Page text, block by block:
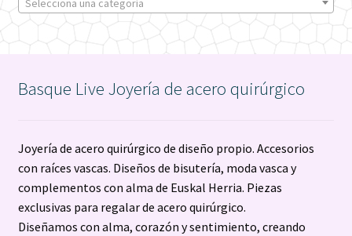
Selecciona una categoría
Basque Live Joyería de acero quirúrgico
Joyería de acero quirúrgico de diseño propio. Accesorios
con raíces vascas. Diseños de bisutería, moda vasca y
complementos con alma de Euskal Herria. Piezas
exclusivas para regalar de acero quirúrgico.
Diseñamos con alma, corazón y sentimiento, creando